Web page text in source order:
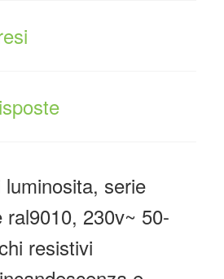
serie
230v~ 50-
resistivi